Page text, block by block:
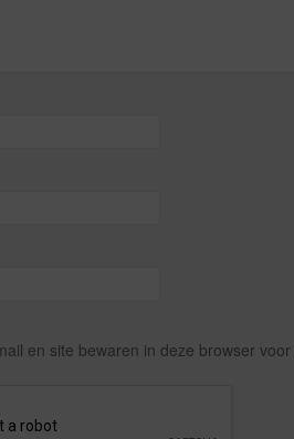
en site bewaren in deze browser